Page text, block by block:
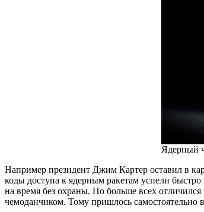
Ядерный
Например президент Джим Картер оставил в
коды доступа к ядерным ракетам успели
на время без охраны. Но больше всех
чемоданчиком. Тому пришлось самостоятельно